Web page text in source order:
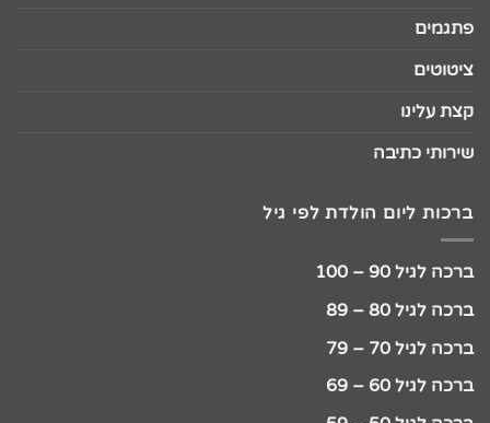
פתגמים
ציטוטים
קצת עלינו
שירותי כתיבה
ברכות ליום הולדת לפי גיל
ברכה לגיל 90 – 100
ברכה לגיל 80 – 89
ברכה לגיל 70 – 79
ברכה לגיל 60 – 69